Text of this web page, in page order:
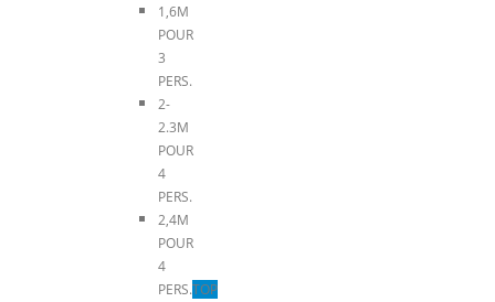
1,6M
POUR
3
PERS.
2-
2.3M
POUR
4
PERS.
2,4M
POUR
4
PERS.TOP